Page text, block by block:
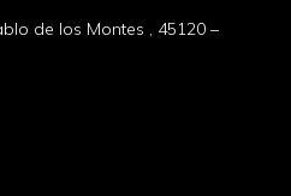
de los Montes , 45120 –